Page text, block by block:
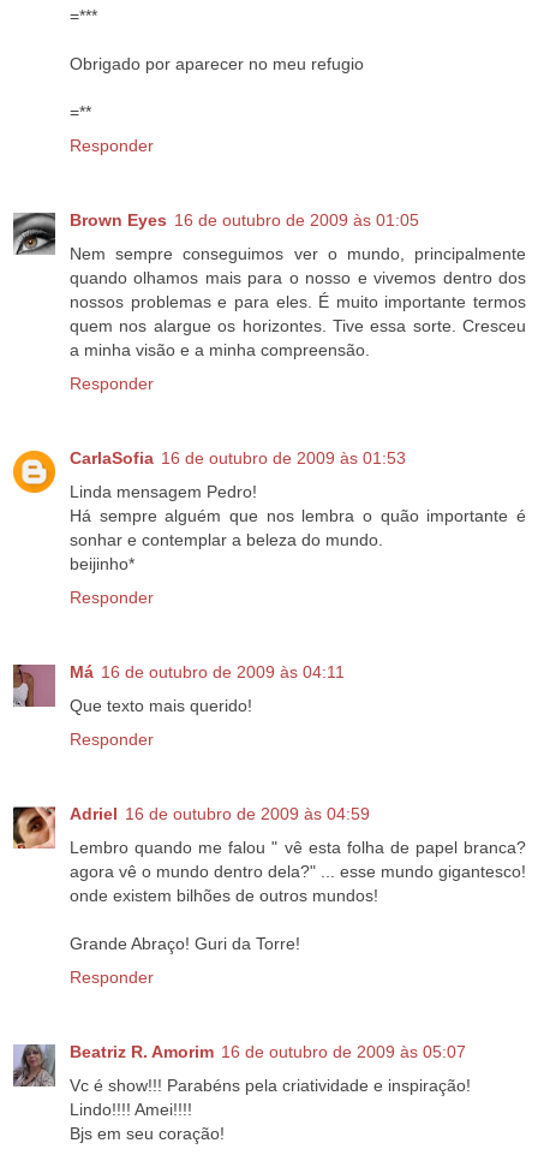
=***
Obrigado por aparecer no meu refugio
=**
Responder
Brown Eyes 16 de outubro de 2009 às 01:05
Nem sempre conseguimos ver o mundo, principalmente
quando olhamos mais para o nosso e vivemos dentro dos
nossos problemas e para eles. É muito importante termos
quem nos alargue os horizontes. Tive essa sorte. Cresceu
a minha visão e a minha compreensão.
Responder
CarlaSofia 16 de outubro de 2009 às 01:53
Linda mensagem Pedro!
Há sempre alguém que nos lembra o quão importante é
sonhar e contemplar a beleza do mundo.
beijinho*
Responder
Má 16 de outubro de 2009 às 04:11
Que texto mais querido!
Responder
Adriel 16 de outubro de 2009 às 04:59
Lembro quando me falou " vê esta folha de papel branca?
agora vê o mundo dentro dela?" ... esse mundo gigantesco!
onde existem bilhões de outros mundos!
Grande Abraço! Guri da Torre!
Responder
Beatriz R. Amorim 16 de outubro de 2009 às 05:07
Vc é show!!! Parabéns pela criatividade e inspiração!
Lindo!!!! Amei!!!!
Bjs em seu coração!